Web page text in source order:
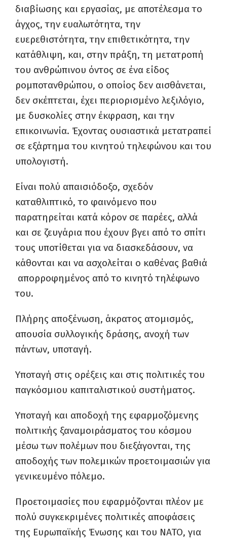
διαβίωσης και εργασίας, με αποτέλεσμα το
άγχος, την ευαλωτότητα, την
ευερεθιστότητα, την επιθετικότητα, την
κατάθλιψη, και, στην πράξη, τη μετατροπή
του ανθρώπινου όντος σε ένα είδος
ρομποτανθρώπου, ο οποίος δεν αισθάνεται,
δεν σκέπτεται, έχει περιορισμένο λεξιλόγιο,
με δυσκολίες στην έκφραση, και την
επικοινωνία. Έχοντας ουσιαστικά μετατραπεί
σε εξάρτημα του κινητού τηλεφώνου και του
υπολογιστή.
Είναι πολύ απαισιόδοξο, σχεδόν
καταθλιπτικό, το φαινόμενο που
παρατηρείται κατά κόρον σε παρέες, αλλά
και σε ζευγάρια που έχουν βγει από το σπίτι
τους υποτίθεται για να διασκεδάσουν, να
κάθονται και να ασχολείται ο καθένας βαθιά
απορροφημένος από το κινητό τηλέφωνο
του.
Πλήρης αποξένωση, άκρατος ατομισμός,
απουσία συλλογικής δράσης, ανοχή των
πάντων, υποταγή.
Υποταγή στις ορέξεις και στις πολιτικές του
παγκόσμιου καπιταλιστικού συστήματος.
Υποταγή και αποδοχή της εφαρμοζόμενης
πολιτικής ξαναμοιράσματος του κόσμου
μέσω των πολέμων που διεξάγονται, της
αποδοχής των πολεμικών προετοιμασιών για
γενικευμένο πόλεμο.
Προετοιμασίες που εφαρμόζονται πλέον με
πολύ συγκεκριμένες πολιτικές αποφάσεις
της Ευρωπαϊκής Ένωσης και του ΝΑΤΟ, για